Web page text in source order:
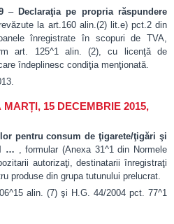
– Declaraţia pe propria răspundere
la art.160 alin.(2) lit.e) pct.2 din
înregistrate în scopuri de TVA,
art. 125^1 alin. (2), cu licenţă de
îndeplinesc condiţia menţionată.
15 DECEMBRIE 2015,
pentru consum de ţigarete/ţigări şi
… , formular (Anexa 31^1 din Normele
autorizaţi, destinatarii înregistraţi
produse din grupa tutunului prelucrat.
alin. (7) şi H.G. 44/2004 pct. 77^1